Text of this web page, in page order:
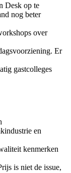
Desk op te
nog beter
over
Er
gastcolleges
en
kenmerken
is niet de issue,